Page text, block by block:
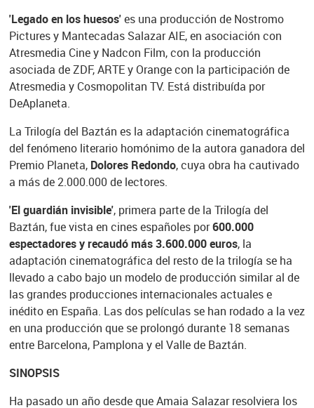
'Legado en los huesos'es una producción de Nostromo
Pictures y Mantecadas Salazar AIE, en asociación con
Atresmedia Cine y Nadcon Film, con la producción
asociada de ZDF, ARTE y Orange con la participación de
Atresmedia y Cosmopolitan TV. Está distribuída por
DeAplaneta.
La Trilogía del Baztán es la adaptación cinematográfica
del fenómeno literario homónimo de la autora ganadora del
Premio Planeta, Dolores Redondo, cuya obra ha cautivado
a más de 2.000.000 de lectores.
'El guardián invisible', primera parte de la Trilogía del
Baztán, fue vista en cines españoles por600.000
espectadores y recaudó más 3.600.000 euros, la
adaptación cinematográfica del resto de la trilogía se ha
llevado a cabo bajo un modelo de producción similar al de
las grandes producciones internacionales actuales e
inédito en España. Las dos películas se han rodado a la vez
en una producción que se prolongó durante 18 semanas
entre Barcelona, Pamplona y el Valle de Baztán.
SINOPSIS
Ha pasado un año desde que Amaia Salazar resolviera los